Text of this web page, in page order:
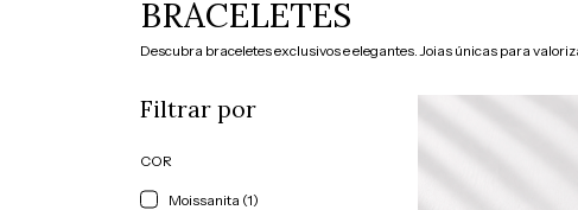
BRACELETES
Descubra braceletes exclusivos e elegantes. Joias únicas para
Filtrar por
COR
Moissanita (1)